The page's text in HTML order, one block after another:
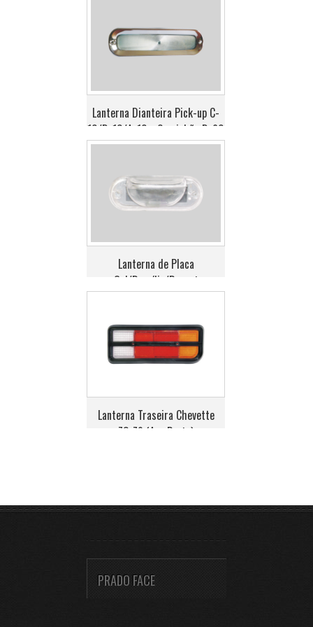
Lanterna Dianteira Pick-up C-
10/D-10/A-10 - Caminhão D-60
Lanterna de Placa
Gol/Brasília/Passat
Lanterna Traseira Chevette
73>79 (Aro Preto)
PRADO FACE